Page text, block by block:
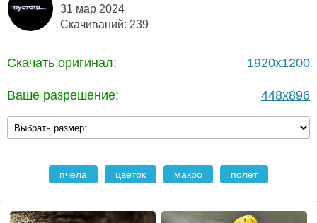
31 мар 2024
Скачиваний: 239
Скачать оригинал: 1920x1200
Ваше разрешение: 448x896
пчела цветок макро полет